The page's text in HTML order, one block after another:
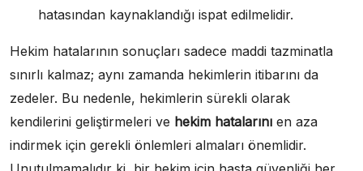
hatasından kaynaklandığı ispat edilmelidir.
Hekim hatalarının sonuçları sadece maddi tazminatla
sınırlı kalmaz; aynı zamanda hekimlerin itibarını da
zedeler. Bu nedenle, hekimlerin sürekli olarak
kendilerini geliştirmeleri ve hekim hatalarını en aza
indirmek için gerekli önlemleri almaları önemlidir.